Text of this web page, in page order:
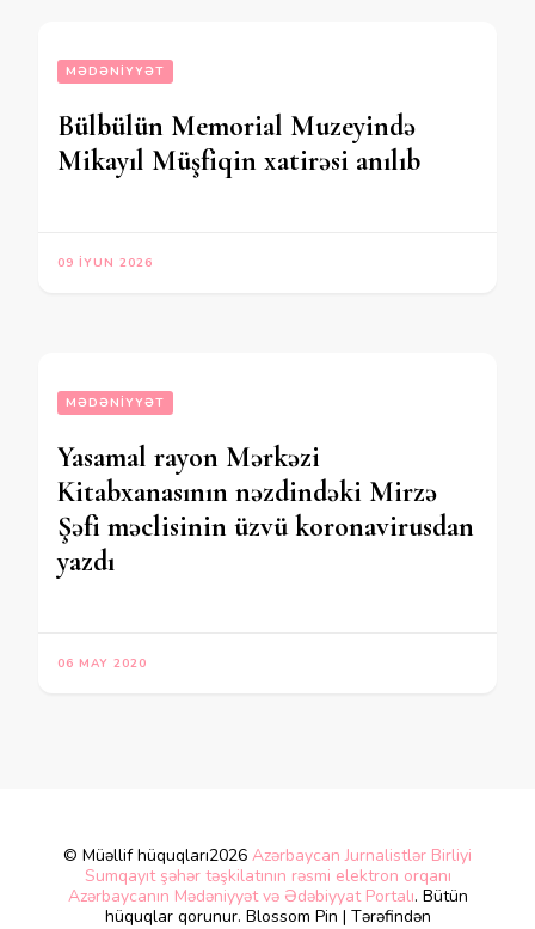
MƏDƏNIYYƏT
Bülbülün Memorial Muzeyində
Mikayıl Müşfiqin xatirəsi anılıb
09 İYUN 2026
MƏDƏNIYYƏT
Yasamal rayon Mərkəzi
Kitabxanasının nəzdindəki Mirzə
Şəfi məclisinin üzvü koronavirusdan
yazdı
06 MAY 2020
© Müəllif hüquqları2026 Azərbaycan Jurnalistlər Birliyi
Sumqayıt şəhər təşkilatının rəsmi elektron orqanı
Azərbaycanın Mədəniyyət və Ədəbiyyat Portalı. Bütün
hüquqlar qorunur. Blossom Pin | Tərəfindən